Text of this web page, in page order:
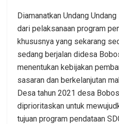
Diamanatkan Undang
dari pelaksanaan program
khususnya yang sekarang
sedang berjalan didesa
menentukan kebijakan
sasaran dan berkelanjutan
Desa tahun 2021 desa
diprioritaskan untuk
tujuan program pendataan